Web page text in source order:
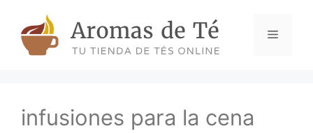
content
Menu
infusiones para la cena